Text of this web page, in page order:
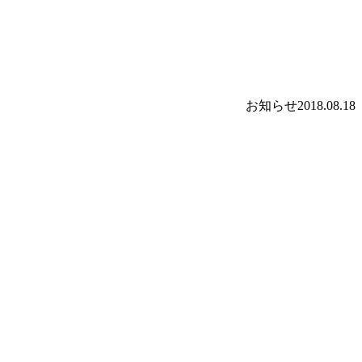
お知らせ2018.08.18